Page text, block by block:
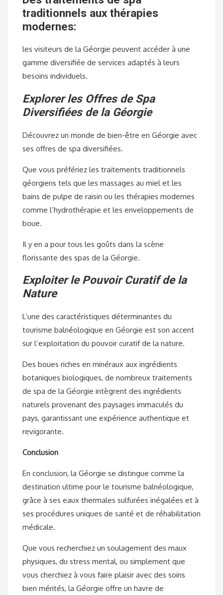
traditionnels aux thérapies
modernes:
les visiteurs de la Géorgie peuvent accéder à une
gamme diversifiée de services adaptés à leurs
besoins individuels.
Explorer les Offres de Spa
Diversifiées de la Géorgie
Découvrez un monde de bien-être en Géorgie avec
ses offres de spa diversifiées.
Que vous préfériez les traitements traditionnels
géorgiens tels que les massages au miel et les
bains de pulpe de raisin ou les thérapies modernes
comme l’hydrothérapie et les enveloppements de
boue.
Il y en a pour tous les goûts dans la scène
florissante des spas de la Géorgie.
Exploiter le Pouvoir Curatif de la
Nature
L’une des caractéristiques déterminantes du
tourisme balnéologique en Géorgie est son accent
sur l’exploitation du pouvoir curatif de la nature.
Des boues riches en minéraux aux ingrédients
botaniques biologiques, de nombreux traitements
de spa de la Géorgie intègrent des ingrédients
naturels provenant des paysages immaculés du
pays, garantissant une expérience authentique et
revigorante.
Conclusion
En conclusion, la Géorgie se distingue comme la
destination ultime pour le tourisme balnéologique,
grâce à ses eaux thermales sulfurées inégalées et à
ses procédures uniques de santé et de réhabilitation
médicale.
Que vous recherchiez un soulagement des maux
physiques, du stress mental, ou simplement que
vous cherchiez à vous faire plaisir avec des soins
bien mérités, la Géorgie offre un havre de